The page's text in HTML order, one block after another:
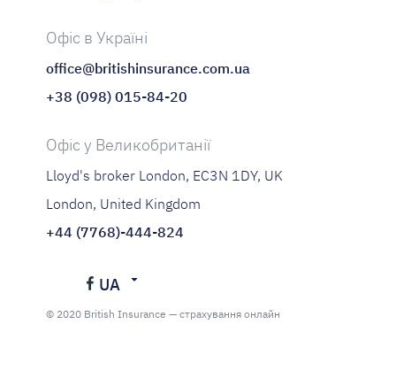
Офіс в Україні
office@britishinsurance.com.ua
+38 (098) 015-84-20
Офіс у Великобританії
Lloyd's broker London, EC3N 1DY, UK
London, United Kingdom
+44 (7768)-444-824
UA
Українська
© 2020 British Insurance — страхування онлайн